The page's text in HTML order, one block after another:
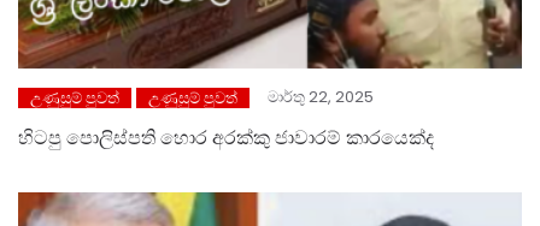
උණුසුම් පුවත් උණුසුම් පුවත් මාර්තු 22, 2025
හිටපු පොලිස්පති හොර අරක්කු ජාවාරම් කාරයෙක්ද